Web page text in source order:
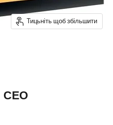
Тицьніть щоб збільшити
СЕО